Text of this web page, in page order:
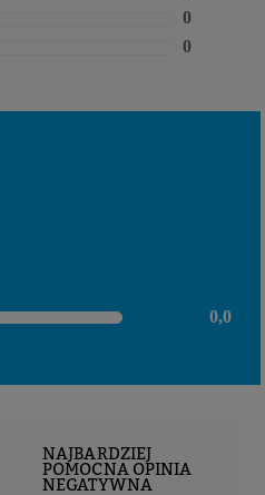
0
0
0,0
NAJBARDZIEJ
POMOCNA OPINIA
NEGATYWNA